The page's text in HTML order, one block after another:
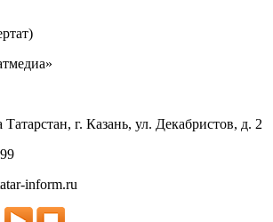
г. Казань, ул. Декабристов, д. 2
inform.ru